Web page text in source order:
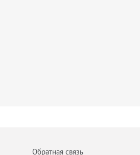
Обратная связь